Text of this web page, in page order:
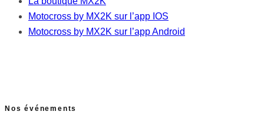
Motocross by MX2K sur l’app IOS
Motocross by MX2K sur l’app Android
Nos événements